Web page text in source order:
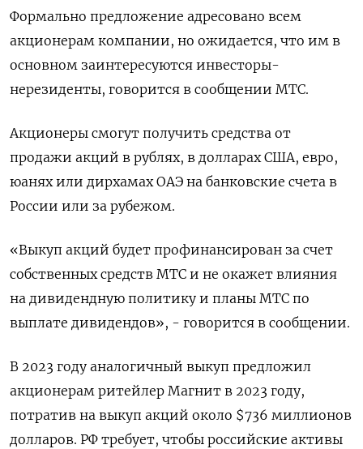
Формально предложение адресовано всем
акционерам компании, но ожидается, что им в
основном заинтересуются инвесторы-
нерезиденты, говорится в сообщении МТС.
Акционеры смогут получить средства от
продажи акций в рублях, в долларах США, евро,
юанях или дирхамах ОАЭ на банковские счета в
России или за рубежом.
«Выкуп акций будет профинансирован за счет
собственных средств МТС и не окажет влияния
на дивидендную политику и планы МТС по
выплате дивидендов», - говорится в сообщении.
В 2023 году аналогичный выкуп предложил
акционерам ритейлер Магнит в 2023 году,
потратив на выкуп акций около $736 миллионов
долларов. РФ требует, чтобы российские активы